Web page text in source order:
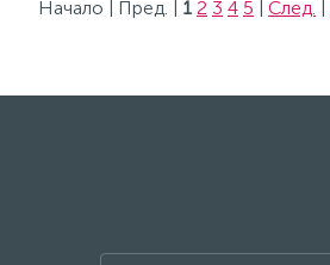
Начало | Пред. | 1 2 3 4 5 | След. |